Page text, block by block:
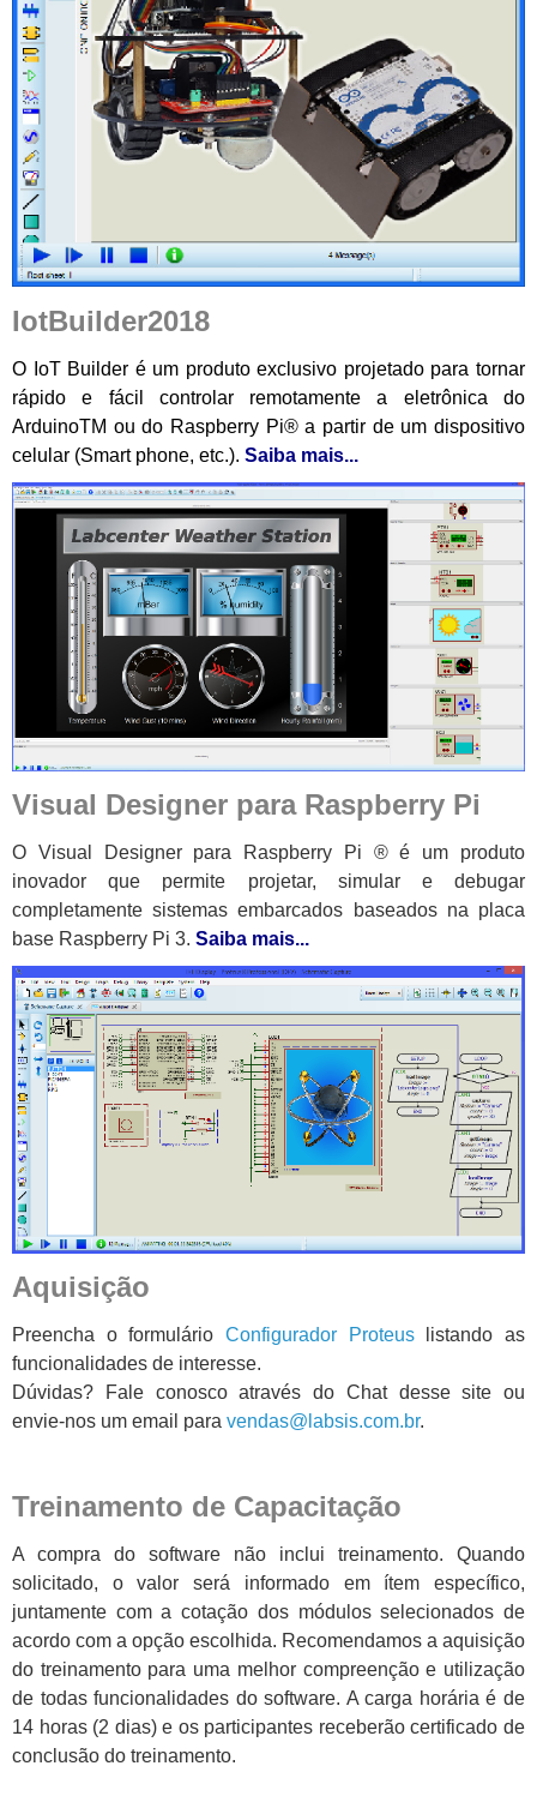
IotBuilder2018
O IoT Builder é um produto exclusivo projetado para tornar
rápido e fácil controlar remotamente a eletrônica do
ArduinoTM ou do Raspberry Pi® a partir de um dispositivo
celular (Smart phone, etc.). Saiba mais...
Visual Designer para Raspberry Pi
O Visual Designer para Raspberry Pi ® é um produto
inovador que permite projetar, simular e debugar
completamentesistemas embarcados baseados na placa
base Raspberry Pi 3. Saiba mais...
Aquisição
Preencha o formulário Configurador Proteuslistando as
funcionalidades de interesse.
Dúvidas? Fale conosco através do Chat desse site ou
envie-nos um email para vendas@labsis.com.br.
Treinamento de Capacitação
A compra do software não inclui treinamento. Quando
solicitado, o valor será informado em ítem específico,
juntamente com a cotação dos módulos selecionados de
acordo com a opção escolhida. Recomendamos a aquisição
do treinamento para uma melhor compreenção e utilização
de todas funcionalidades do software. A carga horária é de
14 horas (2 dias) e os participantes receberão certificado de
conclusão do treinamento.